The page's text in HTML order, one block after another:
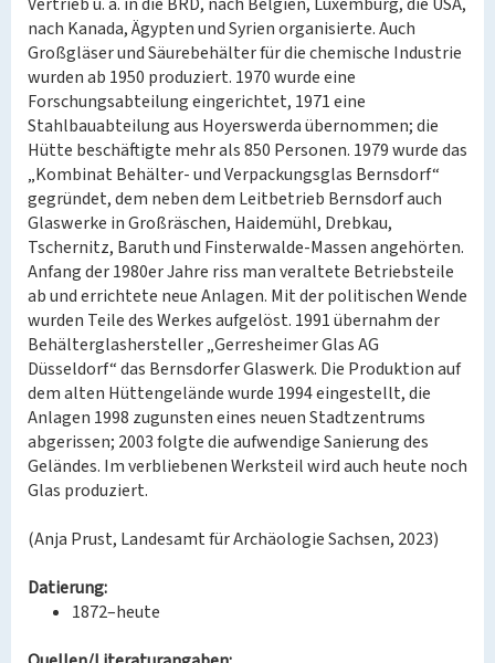
nach Kanada, Ägypten und Syrien organisierte. Auch
Großgläser und Säurebehälter für die chemische Industrie
wurden ab 1950 produziert. 1970 wurde eine
Forschungsabteilung eingerichtet, 1971 eine
Stahlbauabteilung aus Hoyerswerda übernommen; die
Hütte beschäftigte mehr als 850 Personen. 1979 wurde das
„Kombinat Behälter- und Verpackungsglas Bernsdorf“
gegründet, dem neben dem Leitbetrieb Bernsdorf auch
Glaswerke in Großräschen, Haidemühl, Drebkau,
Tschernitz, Baruth und Finsterwalde-Massen angehörten.
Anfang der 1980er Jahre riss man veraltete Betriebsteile
ab und errichtete neue Anlagen. Mit der politischen Wende
wurden Teile des Werkes aufgelöst. 1991 übernahm der
Behälterglashersteller „Gerresheimer Glas AG
Düsseldorf“ das Bernsdorfer Glaswerk. Die Produktion auf
dem alten Hüttengelände wurde 1994 eingestellt, die
Anlagen 1998 zugunsten eines neuen Stadtzentrums
abgerissen; 2003 folgte die aufwendige Sanierung des
Geländes. Im verbliebenen Werksteil wird auch heute noch
Glas produziert.
(Anja Prust, Landesamt für Archäologie Sachsen, 2023)
Datierung:
1872–heute